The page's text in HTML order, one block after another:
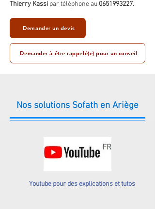
Thierry Kassi par téléphone au 0651993227.
Demander un devis
Demander à être rappelé(e) pour un conseil
Nos solutions Sofath en Ariège
Youtube pour des explications et tutos